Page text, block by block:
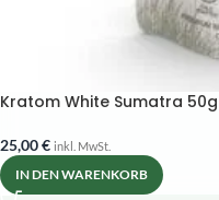
Kratom White Sumatra 50g
25,00€ inkl. MwSt.
IN DEN WARENKORB